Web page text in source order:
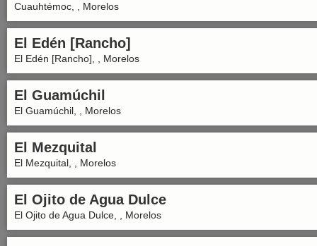
Cuauhtémoc, , Morelos
El Edén [Rancho]
El Edén [Rancho], , Morelos
El Guamúchil
El Guamúchil, , Morelos
El Mezquital
El Mezquital, , Morelos
El Ojito de Agua Dulce
El Ojito de Agua Dulce, , Morelos